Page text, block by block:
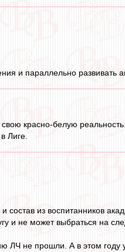
и параллельно развивать
красно-белую реальность.
Лиге.
состав из воспитанников
и не может выбраться на
не прошли. А в этом году